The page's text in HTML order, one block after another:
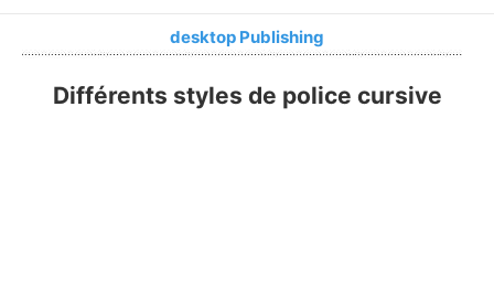
desktop Publishing
Différents styles de police cursive